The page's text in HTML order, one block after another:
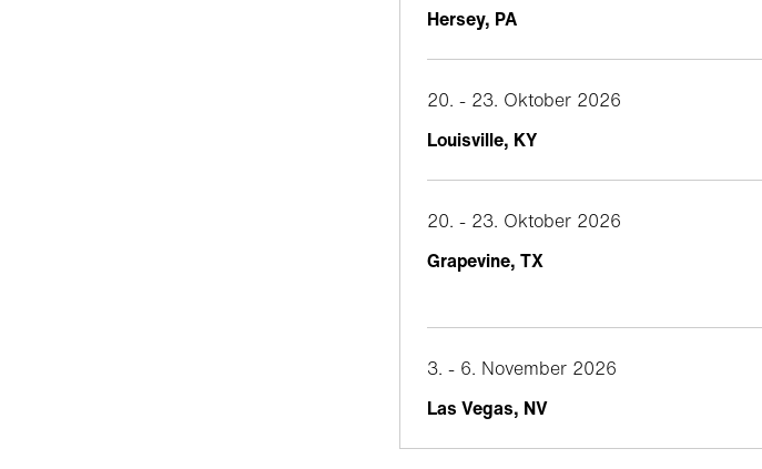
Hersey, PA
20. - 23. Oktober 2026
Louisville, KY
20. - 23. Oktober 2026
Grapevine, TX
3. - 6. November 2026
Las Vegas, NV